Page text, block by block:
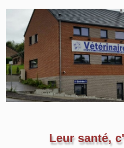
Leur santé,